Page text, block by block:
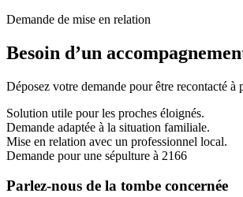
Demande de mise en relation
Besoin d’un
Déposez votre demande pour être recontacté
Solution utile pour les proches éloignés.
Demande adaptée à la situation familiale.
Mise en relation avec un professionnel local.
Demande pour une sépulture à 2166
Parlez-nous de la tombe concernée